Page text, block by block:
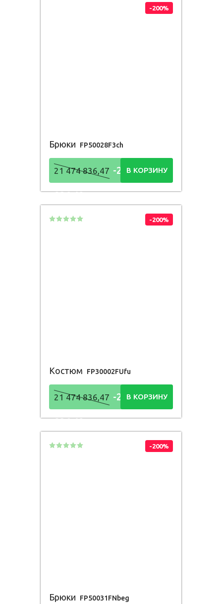
-200%
Брюки FP50028F3ch
21 474 836,47 -21 474
836,48Р
В КОРЗИНУ
-200%
Костюм FP30002FUfu
21 474 836,47 -21 474
836,48Р
В КОРЗИНУ
-200%
Брюки FP50031FNbeg